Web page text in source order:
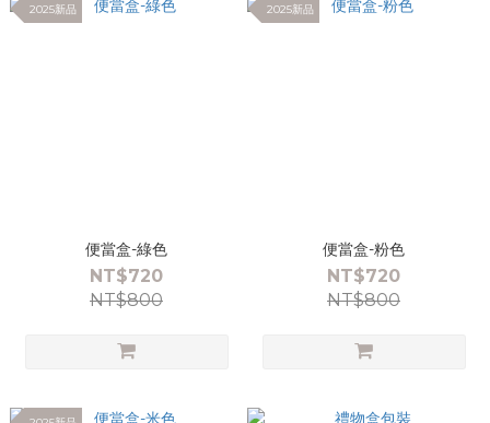
2025新品
便當盒-綠色
NT$720
NT$800
2025新品
便當盒-粉色
NT$720
NT$800